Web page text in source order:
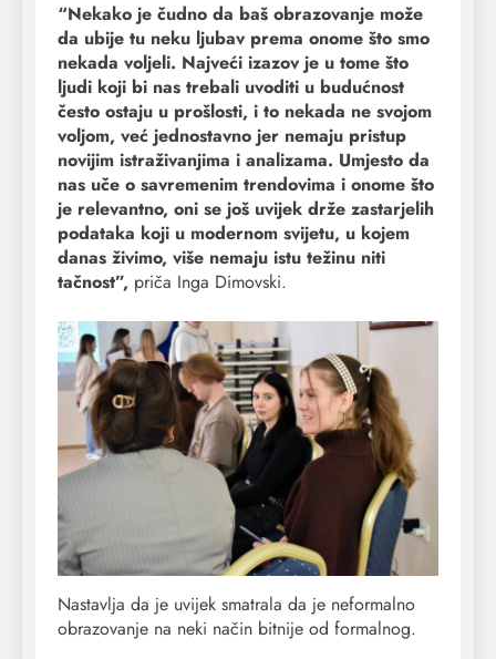
“Nekako je čudno da baš obrazovanje može
da ubije tu neku ljubav prema onome što smo
nekada voljeli. Najveći izazov je u tome što
ljudi koji bi nas trebali uvoditi u budućnost
često ostaju u prošlosti, i to nekada ne svojom
voljom, već jednostavno jer nemaju pristup
novijim istraživanjima i analizama. Umjesto da
nas uče o savremenim trendovima i onome što
je relevantno, oni se još uvijek drže zastarjelih
podataka koji u modernom svijetu, u kojem
danas živimo, više nemaju istu težinu niti
tačnost”, priča Inga Dimovski.
Nastavlja da je uvijek smatrala da je neformalno
obrazovanje na neki način bitnije od formalnog.